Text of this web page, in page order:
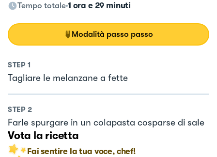
Tempo totale 1 ora e 29 minuti
Modalità passo passo
STEP 1
Tagliare le melanzane a fette
STEP 2
Farle spurgare in un colapasta cosparse di sale
Vota la ricetta
Fai sentire la tua voce, chef!